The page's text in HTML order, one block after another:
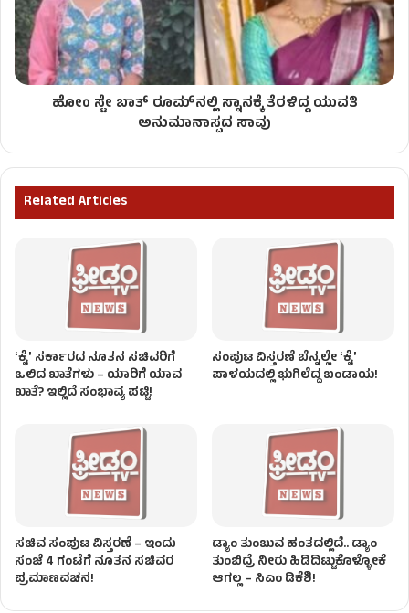
ಹೋಂ ಸ್ಟೇ ಬಾತ್‌ ರೂಮ್‌ನಲ್ಲಿ ಸ್ನಾನಕ್ಕೆ ತೆರಳಿದ್ದ ಯುವತಿ
ಅನುಮಾನಾಸ್ಪದ ಸಾವು
Related Articles
ʻಕೈʼ ಸರ್ಕಾರದ ನೂತನ ಸಚಿವರಿಗೆ
ಒಲಿದ ಖಾತೆಗಳು – ಯಾರಿಗೆ ಯಾವ
ಖಾತೆ? ಇಲ್ಲಿದೆ ಸಂಭಾವ್ಯ ಪಟ್ಟಿ!
ಸಂಪುಟ ವಿಸ್ತರಣೆ ಬೆನ್ನಲ್ಲೇ ʻಕೈʼ
ಪಾಳಯದಲ್ಲಿ ಭುಗಿಲೆದ್ದ ಬಂಡಾಯ!
ಸಚಿವ ಸಂಪುಟ ವಿಸ್ತರಣೆ – ಇಂದು
ಸಂಜೆ 4 ಗಂಟೆಗೆ ನೂತನ ಸಚಿವರ
ಪ್ರಮಾಣವಚನ!
ಡ್ಯಾಂ ತುಂಬುವ ಹಂತದಲ್ಲಿದೆ.. ಡ್ಯಾಂ
ತುಂಬಿದ್ರೆ ನೀರು ಹಿಡಿದಿಟ್ಟುಕೊಳ್ಳೋಕೆ
ಆಗಲ್ಲ – ಸಿಎಂ ಡಿಕೆಶಿ!